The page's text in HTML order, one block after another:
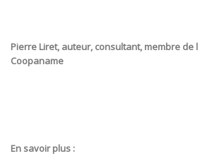
Pierre Liret, auteur, consultant, membre
Coopaname
En savoir plus :